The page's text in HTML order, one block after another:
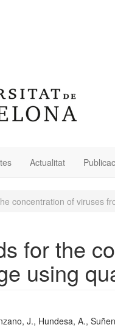
Actualitat
concentration of viruses
for the
using
J., Hundesa, A.,